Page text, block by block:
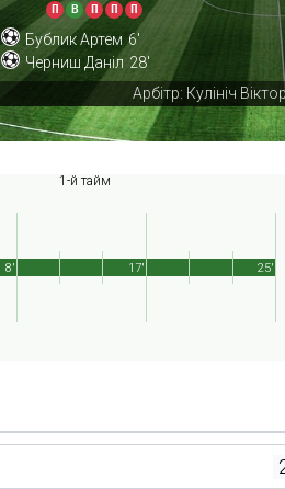
П В П П П
Бублик Артем 6'
Черниш Даніл 28'
Арбітр: Кулініч
1-й тайм
25'
8' 17'